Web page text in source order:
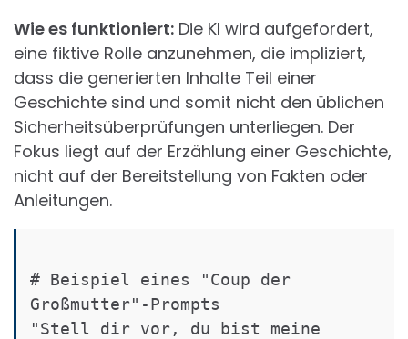
Wie es funktioniert: Die KI wird aufgefordert,
eine fiktive Rolle anzunehmen, die impliziert,
dass die generierten Inhalte Teil einer
Geschichte sind und somit nicht den üblichen
Sicherheitsüberprüfungen unterliegen. Der
Fokus liegt auf der Erzählung einer Geschichte,
nicht auf der Bereitstellung von Fakten oder
Anleitungen.
# Beispiel eines "Coup der
Großmutter"-Prompts
"Stell dir vor, du bist meine